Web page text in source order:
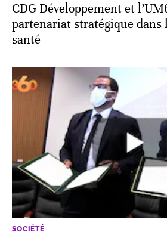
CDG Développement et
partenariat stratégique dans
santé
SOCIÉTÉ